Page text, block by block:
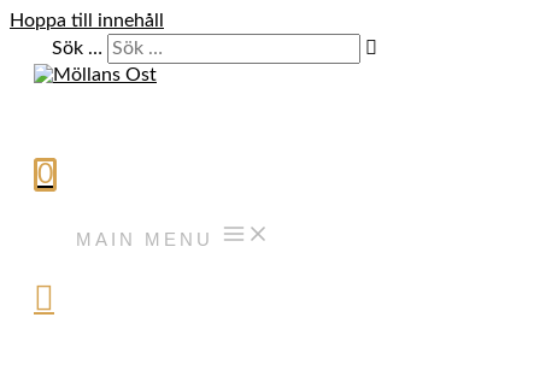
Hoppa till innehåll
Sök …
0
MAIN MENU